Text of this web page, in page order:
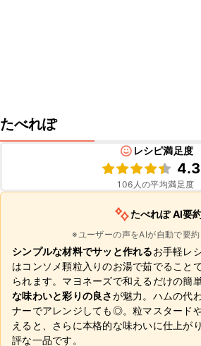
たべれぽ
レシピ満足度
106 人の平均満足度
たべれぽ AI要
※ユーザーの声をAIが自動で要
シンプルな材料でサッと作れるお手軽レ
はコンソメ顆粒入りのお湯で茹でること
られます。マヨネーズで和えるだけの簡
な味わいと彩りの良さが魅力。ハムの代
ナーでアレンジしても◎。粒マスタード
えると、さらに本格的な味わいに仕上が
評な一品です。